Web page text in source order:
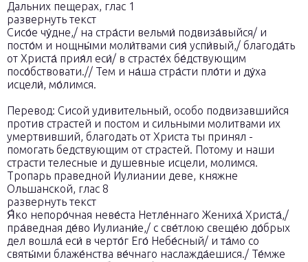
Дальних пещерах, глас 1
развернуть текст
Сисо́е чу́дне,/ на стра́сти вельми́ подвиза́выйся/ и
посто́м и нощны́ми моли́твами сия́ успи́вый,/ благода́ть
от Христа́ прия́л еси́/ в страсте́х бе́дствующим
посо́бствовати.// Тем и на́ша стра́сти пло́ти и ду́ха
исцели́, мо́лимся.
Перевод: Сисой удивительный, особо подвизавшийся
против страстей и постом и сильными молитвами их
умертвивший, благодать от Христа ты принял -
помогать бедствующим от страстей. Потому и наши
страсти телесные и душевные исцели, молимся.
Тропарь праведной Иулиании деве, княжне
Ольшанской, глас 8
развернуть текст
Я́ко непоро́чная неве́ста Нетле́ннаго Жениха́ Христа́,/
пра́ведная де́во Иулиани́е,/ с све́тлою свеще́ю до́брых
дел вошла́ еси́ в черто́г Его́ Небе́сный/ и та́мо со
святы́ми блаже́нства ве́чнаго наслажда́ешися./ Те́мже